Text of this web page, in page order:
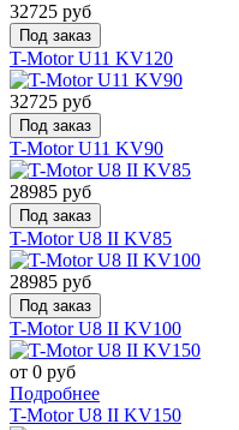
32725 руб
Под заказ
T-Motor U11 KV120
32725 руб
Под заказ
T-Motor U11 KV90
28985 руб
Под заказ
T-Motor U8 II KV85
28985 руб
Под заказ
T-Motor U8 II KV100
от 0 руб
Подробнее
T-Motor U8 II KV150